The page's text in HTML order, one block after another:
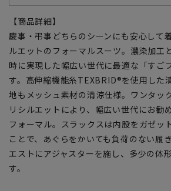
【商品詳細】
慶事・弔事どちらのシーンにも安心して
ルエットのフォーマルスーツ。濃染加工
時に実現した幅広い世代に最適な「すご
す。高伸縮機能糸TEXBRID®を使用した
地もメッシュ素材の清涼仕様。ワンタッ
リシルエットにより、幅広い世代にお勧
フォーマル。スラックスは内股をガゼッ
ことで、あぐらをかいても負荷のない履
エストにアジャスターを施し、多少の体
す。